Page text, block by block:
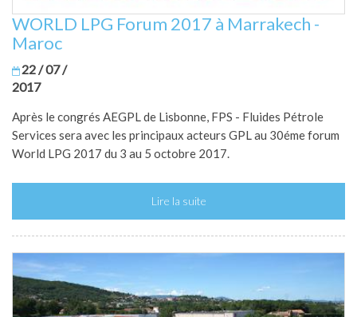
WORLD LPG Forum 2017 à Marrakech -
Maroc
22 / 07 /
2017
Après le congrés AEGPL de Lisbonne, FPS - Fluides Pétrole
Services sera avec les principaux acteurs GPL au 30éme forum
World LPG 2017 du 3 au 5 octobre 2017.
Lire la suite